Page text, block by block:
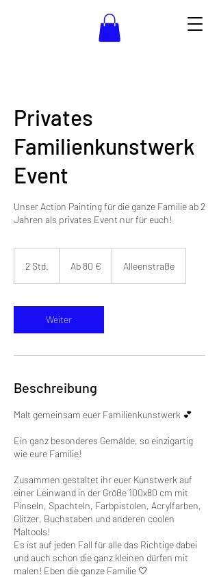
Privates
Familienkunstwerk
Event
Unser Action Painting für die ganze Familie ab 2
Jahren als privates Event nur für euch!
2 Std.
d
.
EuroAb 80 € Alleenstraße
Weiter
Beschreibung
Malt gemeinsam euer Familienkunstwerk 💕
Ein ganz besonderes Gemälde, so einzigartig
wie eure Familie!
Zusammen gestaltet ihr euer Kunstwerk auf
einer Leinwand in der Größe 100x80 cm mit
Pinseln, Spachteln, Farbpistolen, Acrylfarben,
Glitzer, Buchstaben und anderen coolen
Maltools!
Es ist auf jeden Fall für alle das Richtige dabei
und auch schon die ganz kleinen dürfen mit
malen! Eben die ganze Familie 🤍